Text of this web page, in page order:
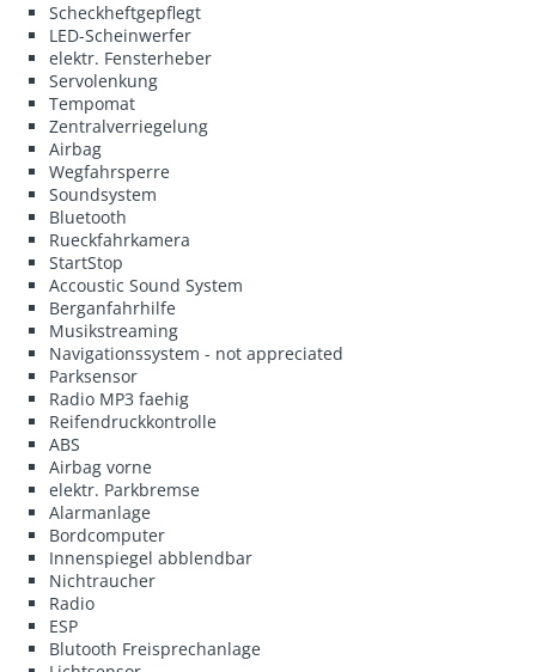
Scheckheftgepflegt
LED-Scheinwerfer
elektr. Fensterheber
Servolenkung
Tempomat
Zentralverriegelung
Airbag
Wegfahrsperre
Soundsystem
Bluetooth
Rueckfahrkamera
StartStop
Accoustic Sound System
Berganfahrhilfe
Musikstreaming
Navigationssystem - not appreciated
Parksensor
Radio MP3 faehig
Reifendruckkontrolle
ABS
Airbag vorne
elektr. Parkbremse
Alarmanlage
Bordcomputer
Innenspiegel abblendbar
Nichtraucher
Radio
ESP
Blutooth Freisprechanlage